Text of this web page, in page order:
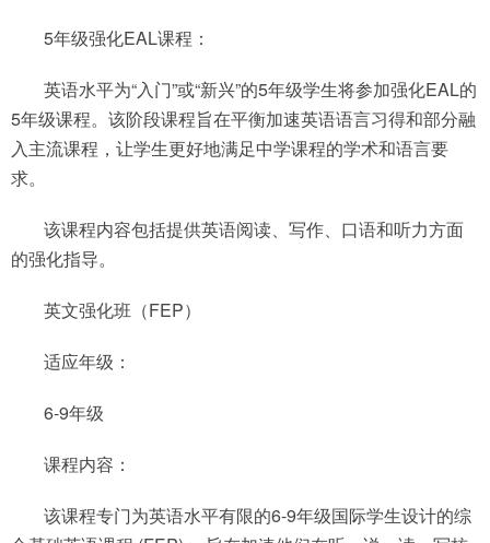
5年级强化EAL课程：
英语水平为“入门”或“新兴”的5年级学生将参加强化EAL的
5年级课程。该阶段课程旨在平衡加速英语语言习得和部分融
入主流课程，让学生更好地满足中学课程的学术和语言要
求。
该课程内容包括提供英语阅读、写作、口语和听力方面
的强化指导。
英文强化班（FEP）
适应年级：
6-9年级
课程内容：
该课程专门为英语水平有限的6-9年级国际学生设计的综